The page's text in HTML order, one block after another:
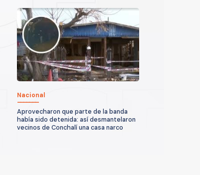
Nacional
Aprovecharon que parte de la banda
había sido detenida: así desmantelaron
vecinos de Conchalí una casa narco